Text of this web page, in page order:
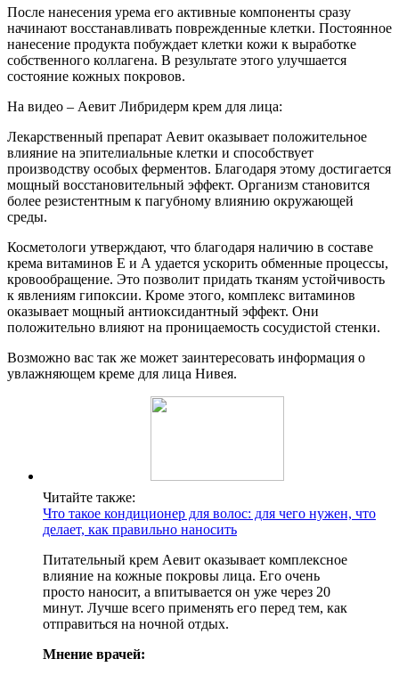
После нанесения урема его активные компоненты сразу
начинают восстанавливать поврежденные клетки. Постоянное
нанесение продукта побуждает клетки кожи к выработке
собственного коллагена. В результате этого улучшается
состояние кожных покровов.
На видео – Аевит Либридерм крем для лица:
Лекарственный препарат Аевит оказывает положительное
влияние на эпителиальные клетки и способствует
производству особых ферментов. Благодаря этому достигается
мощный восстановительный эффект. Организм становится
более резистентным к пагубному влиянию окружающей
среды.
Косметологи утверждают, что благодаря наличию в составе
крема витаминов Е и А удается ускорить обменные процессы,
кровообращение. Это позволит придать тканям устойчивость
к явлениям гипоксии. Кроме этого, комплекс витаминов
оказывает мощный антиоксидантный эффект. Они
положительно влияют на проницаемость сосудистой стенки.
Возможно вас так же может заинтересовать информация о
увлажняющем креме для лица Нивея.
Читайте также:
Что такое кондиционер для волос: для чего нужен, что
делает, как правильно наносить
Питательный крем Аевит оказывает комплексное
влияние на кожные покровы лица. Его очень
просто наносит, а впитывается он уже через 20
минут. Лучше всего применять его перед тем, как
отправиться на ночной отдых.
Мнение врачей: